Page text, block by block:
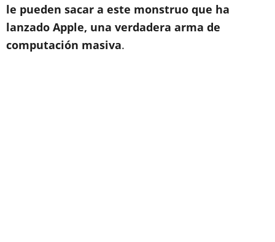
le pueden sacar a este monstruo que ha
lanzado Apple, una verdadera arma de
computación masiva.